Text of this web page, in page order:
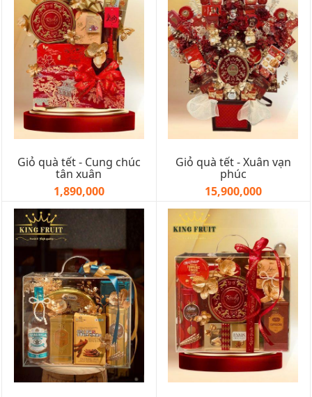
Giỏ quà tết - Cung chúc
tân xuân
1,890,000
Giỏ quà tết - Xuân vạn
phúc
15,900,000